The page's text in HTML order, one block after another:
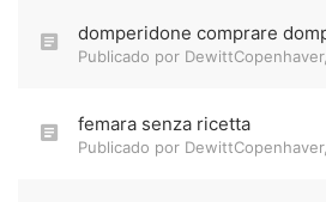
domperidone comprare
Publicado por DewittCopenhaver,
femara senza ricetta
Publicado por DewittCopenhaver,